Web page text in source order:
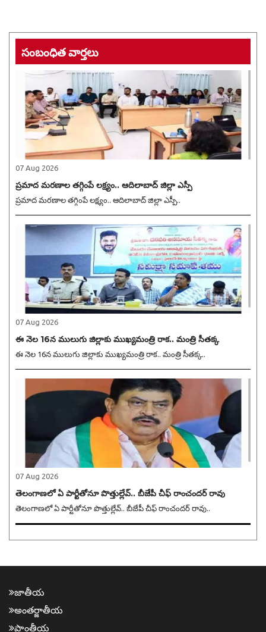
సంబంధిత వార్తలు
07 Aug 2026
ప్రమాద మరణాల తగ్గింపే లక్ష్యం.. ఆదిలాబాద్ జిల్లా ఎస్పీ
ప్రమాద మరణాల తగ్గింపే లక్ష్యం.. ఆదిలాబాద్ జిల్లా ఎస్పీ..
07 Aug 2026
ఈ నెల 16న ములుగు జిల్లాకు ముఖ్యమంత్రి రాక.. మంత్రి సీతక్క
ఈ నెల 16న ములుగు జిల్లాకు ముఖ్యమంత్రి రాక.. మంత్రి సీతక్క..
07 Aug 2026
తెలంగాణలో ఏ పార్టీతోనూ పొత్తుల్లేవ్.. బీజేపీ చీఫ్ రాంచందర్ రావు
తెలంగాణలో ఏ పార్టీతోనూ పొత్తుల్లేవ్.. బీజేపీ చీఫ్ రాంచందర్ రావు..
జాతీయ
అంత‌ర్జాతీయ
ప్రాంతీయ‌